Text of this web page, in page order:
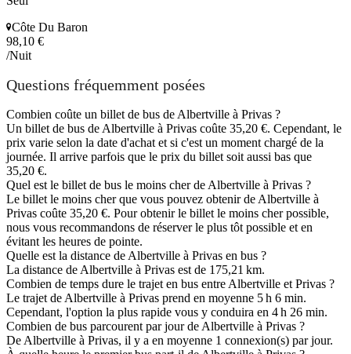
Côte Du Baron
98,10 €
/Nuit
Questions fréquemment posées
Combien coûte un billet de bus de Albertville à Privas ?
Un billet de bus de Albertville à Privas coûte 35,20 €. Cependant, le
prix varie selon la date d'achat et si c'est un moment chargé de la
journée. Il arrive parfois que le prix du billet soit aussi bas que
35,20 €.
Quel est le billet de bus le moins cher de Albertville à Privas ?
Le billet le moins cher que vous pouvez obtenir de Albertville à
Privas coûte 35,20 €. Pour obtenir le billet le moins cher possible,
nous vous recommandons de réserver le plus tôt possible et en
évitant les heures de pointe.
Quelle est la distance de Albertville à Privas en bus ?
La distance de Albertville à Privas est de 175,21 km.
Combien de temps dure le trajet en bus entre Albertville et Privas ?
Le trajet de Albertville à Privas prend en moyenne 5 h 6 min.
Cependant, l'option la plus rapide vous y conduira en 4 h 26 min.
Combien de bus parcourent par jour de Albertville à Privas ?
De Albertville à Privas, il y a en moyenne 1 connexion(s) par jour.